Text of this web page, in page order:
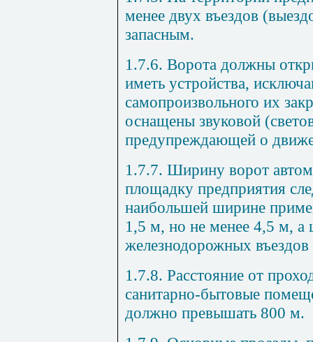
менее двух въездов
запасным.
1.7.6. Ворота должны
иметь устройства,
самопроизвольного их
оснащены звуковой
предупреждающей о
1.7.7. Ширину ворот
площадку предприятия
наибольшей ширине
1,5 м, но не менее 4,5 м, а
железнодорожных
1.7.8. Расстояние от
санитарно-бытовые
должно превышать 800 м.